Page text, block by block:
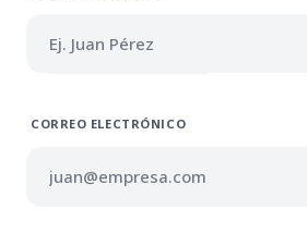
CORREO ELECTRÓNICO